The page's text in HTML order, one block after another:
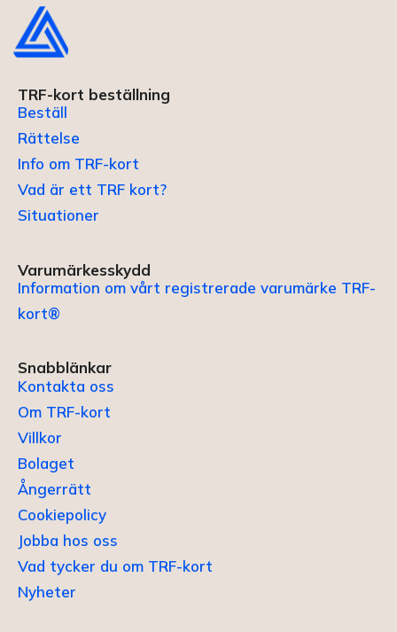
TRF-kort beställning
Beställ
Rättelse
Info om TRF-kort
Vad är ett TRF kort?
Situationer
Varumärkesskydd
Information om vårt registrerade varumärke TRF-
kort®
Snabblänkar
Kontakta oss
Om TRF-kort
Villkor
Bolaget
Ångerrätt
Cookiepolicy
Jobba hos oss
Vad tycker du om TRF-kort
Nyheter